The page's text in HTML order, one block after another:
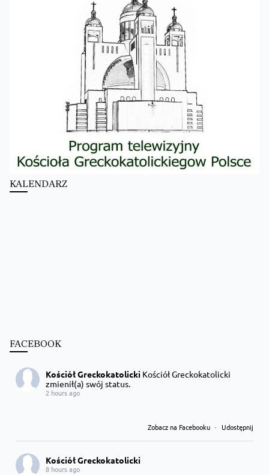
KALENDARZ
FACEBOOK
Kościół Greckokatolicki Kościół Greckokatolicki
zmienił(a) swój status.
2 hours ago
Zobacz na Facebooku · Udostępnij
Kościół Greckokatolicki
8 hours ago